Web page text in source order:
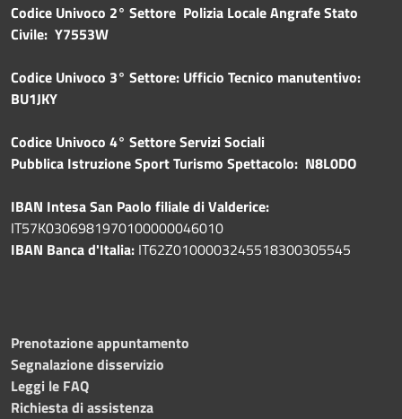
Codice Univoco 2° Settore Polizia Locale Angrafe Stato
Civile: Y7553W
Codice Univoco 3° Settore: Ufficio Tecnico manutentivo:
BU1JKY
Codice Univoco 4° Settore Servizi Sociali
Pubblica Istruzione Sport Turismo Spettacolo: N8L0DO
IBAN Intesa San Paolo filiale di Valderice:
IT57K0306981970100000046010
IBAN Banca d'Italia: IT62Z0100003245518300305545
Prenotazione appuntamento
Segnalazione disservizio
Leggi le FAQ
Richiesta di assistenza